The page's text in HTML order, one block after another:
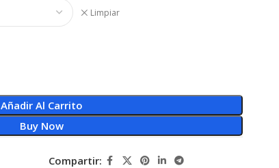
Limpiar
Añadir Al Carrito
Buy Now
Compartir: